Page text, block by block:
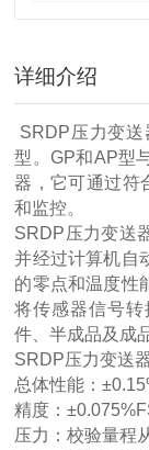
详细介绍
SRDP压力变
型。GP和AP型
器，它可通过符
和监控。
SRDP压力变送
并经过计算机自
的零点和温度性
将传感器信号
件、半成品及成
SRDP压力变送
总体性能：
精度：
压力：校验量程